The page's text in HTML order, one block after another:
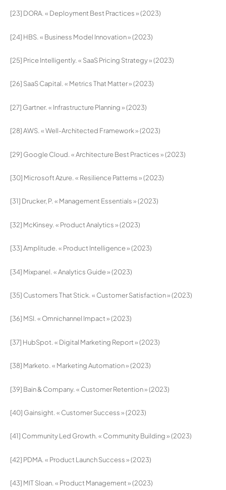
[23] DORA. « Deployment Best Practices » (2023)
[24] HBS. « Business Model Innovation » (2023)
[25] Price Intelligently. « SaaS Pricing Strategy » (2023)
[26] SaaS Capital. « Metrics That Matter » (2023)
[27] Gartner. « Infrastructure Planning » (2023)
[28] AWS. « Well-Architected Framework » (2023)
[29] Google Cloud. « Architecture Best Practices » (2023)
[30] Microsoft Azure. « Resilience Patterns » (2023)
[31] Drucker, P. « Management Essentials » (2023)
[32] McKinsey. « Product Analytics » (2023)
[33] Amplitude. « Product Intelligence » (2023)
[34] Mixpanel. « Analytics Guide » (2023)
[35] Customers That Stick. « Customer Satisfaction » (2023)
[36] MSI. « Omnichannel Impact » (2023)
[37] HubSpot. « Digital Marketing Report » (2023)
[38] Marketo. « Marketing Automation » (2023)
[39] Bain & Company. « Customer Retention » (2023)
[40] Gainsight. « Customer Success » (2023)
[41] Community Led Growth. « Community Building » (2023)
[42] PDMA. « Product Launch Success » (2023)
[43] MIT Sloan. « Product Management » (2023)